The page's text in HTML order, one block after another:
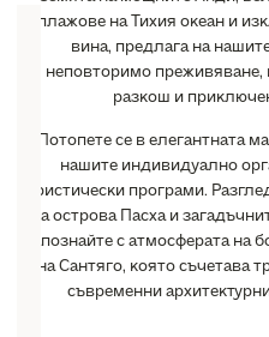
плажове на Тихия океан и
вина, предлага на
неповторимо преживяване,
разкош и
Потопете се в елегантната
нашите индивидуално
туристически програми.
на острова Пасха и
запознайте с атмосферата на
на Сантяго, която съчетава
съвременни